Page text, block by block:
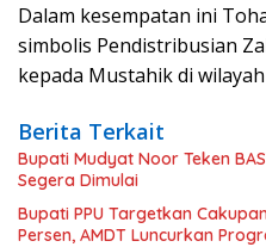
Dalam kesempatan ini
simbolis Pendistribusian
kepada Mustahik di
Berita Terkait
Bupati Mudyat Noor Teken
Segera Dimulai
Bupati PPU Targetkan
Persen, AMDT Luncurkan